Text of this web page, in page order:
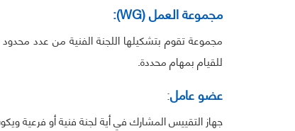
مجموعة العمل (WG
):
مجموعة تقوم بتشكيلها اللجنة الفنية من عدد
للقيام بمهام محددة.
عضوعامل:
جهاز التقييس المشارك في أية لجنة فنية أو فرعية